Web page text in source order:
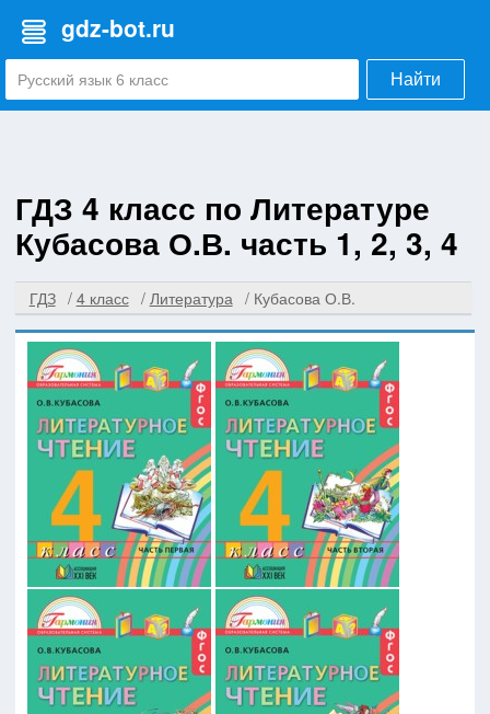
gdz-bot.ru
Найти
ГДЗ 4 класс по Литературе
Кубасова О.В. часть 1, 2, 3, 4
ГДЗ 4 класс Литература Кубасова О.В.